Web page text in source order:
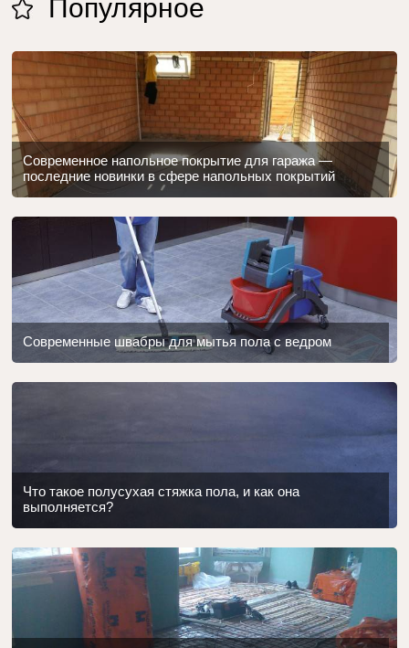
Популярное
Современное напольное покрытие для гаража —
последние новинки в сфере напольных покрытий
Современные швабры для мытья пола с ведром
Что такое полусухая стяжка пола, и как она
выполняется?